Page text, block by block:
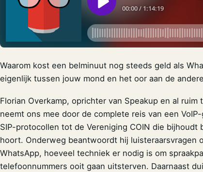
Waarom kost een belminuut nog steeds geld als
eigenlijk tussen jouw mond en het oor aan de
Florian Overkamp, oprichter van Speakup en al
neemt ons mee door de complete reis van een
SIP-protocollen tot de Vereniging COIN die
hoort. Onderweg beantwoordt hij luisteraarsvragen
WhatsApp, hoeveel techniek er nodig is om
telefoonnummers ooit gaan uitsterven. Daarnaast